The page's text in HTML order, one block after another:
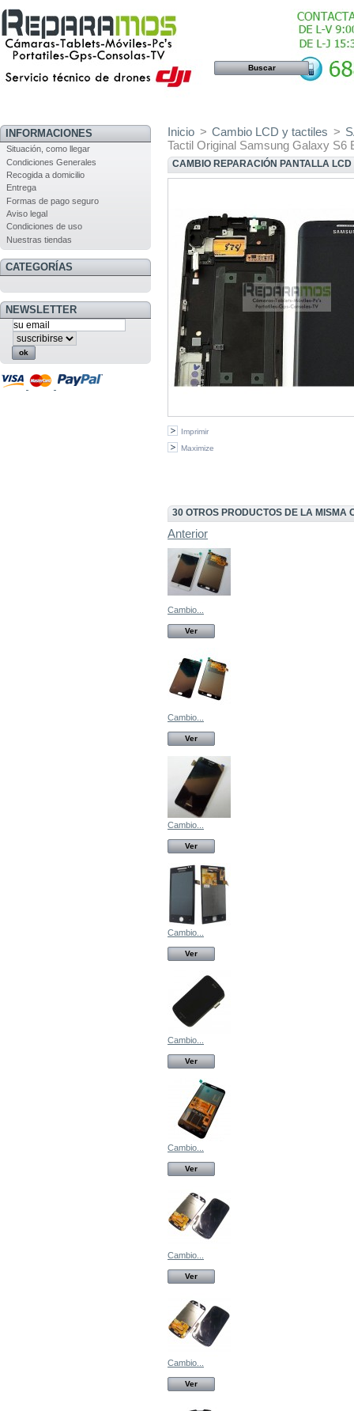
INFORMACIONES
Situación, como llegar
Condiciones Generales
Recogida a domicilio
Entrega
Formas de pago seguro
Aviso legal
Condiciones de uso
Nuestras tiendas
CATEGORÍAS
NEWSLETTER
Inicio > Cambio LCD y tactiles >
Tactil Original Samsung Galaxy S6
CAMBIO REPARACIÓN PANTALLA
Imprimir
Maximize
30 OTROS PRODUCTOS DE LA MISMA
Anterior
Cambio...
Ver
Cambio...
Ver
Cambio...
Ver
Cambio...
Ver
Cambio...
Ver
Cambio...
Ver
Cambio...
Ver
Cambio...
Ver